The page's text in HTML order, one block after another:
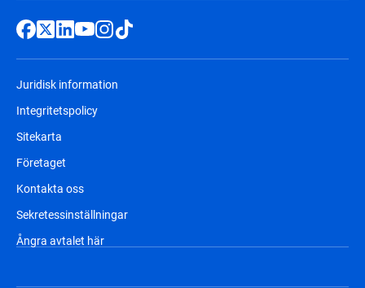
Juridisk information
Integritetspolicy
Sitekarta
Företaget
Kontakta oss
Sekretessinställningar
Ångra avtalet här